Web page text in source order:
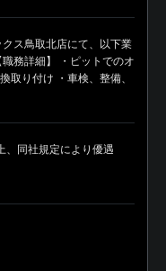
クス鳥取北店にて、以下業
務詳細】 ・ピットでのオ
取り付け ・車検、整備、
、同社規定により優遇